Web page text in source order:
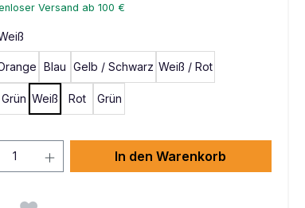
Versand ab 100 €
Blau Gelb / Schwarz Weiß / Rot
Weiß Rot Grün
In den Warenkorb